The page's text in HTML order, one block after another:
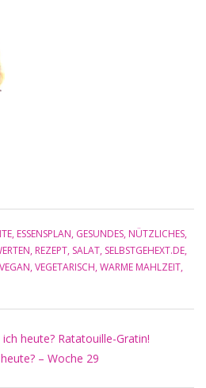
, ESSENSPLAN, GESUNDES, NÜTZLICHES,
, REZEPT, SALAT, SELBSTGEHEXT.DE,
VEGAN, VEGETARISCH, WARME MAHLZEIT,
heute? Ratatouille-Gratin!
– Woche 29